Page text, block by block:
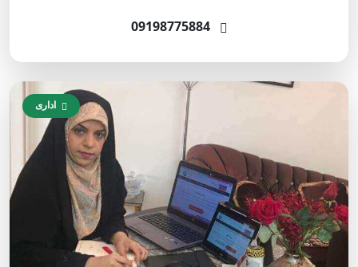
09198775884
اداری